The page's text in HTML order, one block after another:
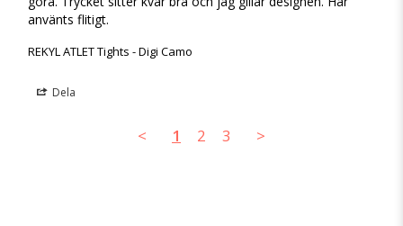
använts flitigt.
REKYL ATLET Tights - Digi Camo
Dela
< 1 2 3 >